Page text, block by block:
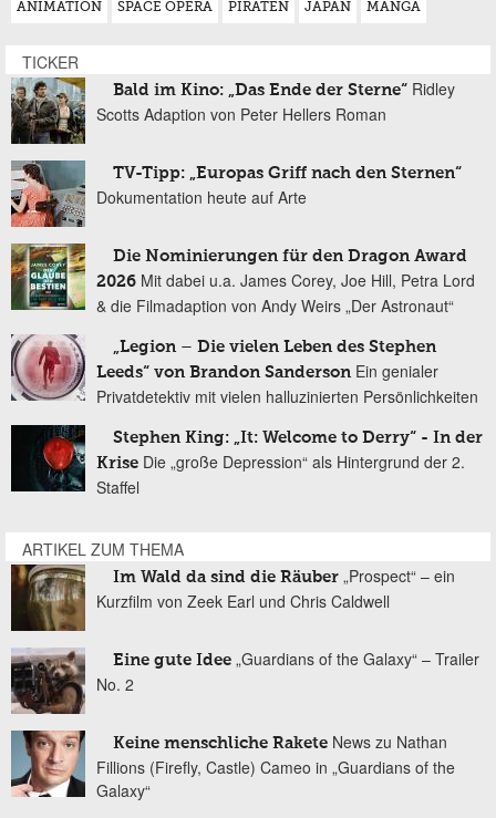
ANIMATION SPACE OPERA PIRATEN JAPAN MANGA
TICKER
Bald im Kino: „Das Ende der Sterne“ Ridley
Scotts Adaption von Peter Hellers Roman
TV-Tipp: „Europas Griff nach den Sternen“
Dokumentation heute auf Arte
Die Nominierungen für den Dragon Award
2026 Mit dabei u.a. James Corey, Joe Hill, Petra Lord
& die Filmadaption von Andy Weirs „Der Astronaut“
„Legion – Die vielen Leben des Stephen
Leeds“ von Brandon Sanderson Ein genialer
Privatdetektiv mit vielen halluzinierten Persönlichkeiten
Stephen King: „It: Welcome to Derry“ - In der
Krise Die „große Depression“ als Hintergrund der 2.
Staffel
ARTIKEL ZUM THEMA
Im Wald da sind die Räuber „Prospect“ – ein
Kurzfilm von Zeek Earl und Chris Caldwell
Eine gute Idee „Guardians of the Galaxy“ – Trailer
No. 2
Keine menschliche Rakete News zu Nathan
Fillions (Firefly, Castle) Cameo in „Guardians of the
Galaxy“